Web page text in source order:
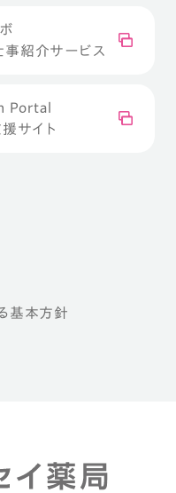
事紹介サービス
Portal
サイト
基本方針